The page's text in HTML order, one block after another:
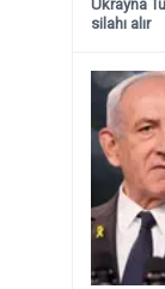
Ukrayna
silahı alır